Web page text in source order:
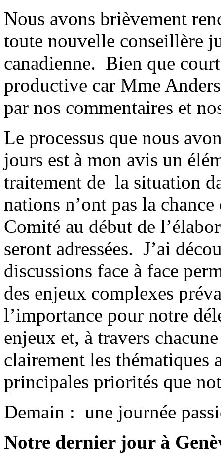
Nous avons brièvement
toute nouvelle conseillère
canadienne. Bien que
productive car Mme
par nos commentaires et
Le processus que nous
jours est à mon avis un
traitement de la situation
nations n’ont pas la
Comité au début de
seront adressées. J’ai
discussions face à face
des enjeux complexes
l’importance pour notre
enjeux et, à travers
clairement les thématiques
principales priorités que
Demain : une journée
Notre dernier jour à